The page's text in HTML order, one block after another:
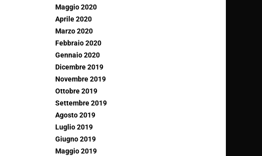
Maggio 2020
Aprile 2020
Marzo 2020
Febbraio 2020
Gennaio 2020
Dicembre 2019
Novembre 2019
Ottobre 2019
Settembre 2019
Agosto 2019
Luglio 2019
Giugno 2019
Maggio 2019